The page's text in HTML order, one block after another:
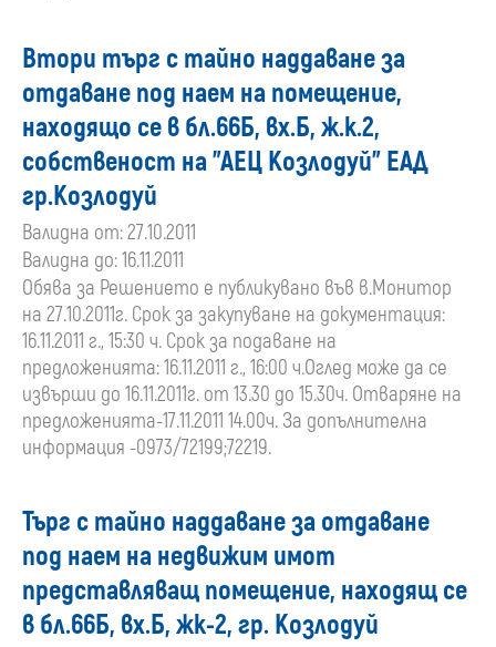
Втори търг с тайно наддаване за
отдаване под наем на помещение,
находящо се в бл.66Б, вх.Б, ж.к.2,
собственост на "АЕЦ Козлодуй" ЕАД
гр.Козлодуй
Валидна от: 27.10.2011
Валидна до: 16.11.2011
Обява за Решението е публикувано във в.Монитор
на 27.10.2011г. Срок за закупуване на документация:
16.11.2011 г., 15:30 ч. Срок за подаване на
предложенията: 16.11.2011 г., 16:00 ч.Оглед може да се
извърши до 16.11.2011г. от 13.30 до 15.30ч. Отваряне на
предложенията-17.11.2011 14.00ч. За допълнителна
информация -0973/72199;72219.
Търг с тайно наддаване за отдаване
под наем на недвижим имот
представляващ помещение, находящ се
в бл.66Б, вх.Б, жк-2, гр. Козлодуй